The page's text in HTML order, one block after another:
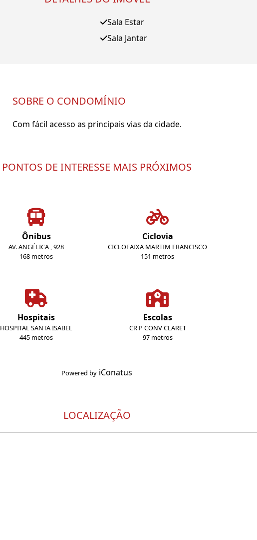
Sala Estar
Sala Jantar
SOBRE O CONDOMÍNIO
Com fácil acesso as principais vias da cidade.
PONTOS DE INTERESSE MAIS PRÓXIMOS
Ônibus
AV. ANGÉLICA , 928
168 metros
Ciclovia
CICLOFAIXA MARTIM FRANCISCO
151 metros
Hospitais
HOSPITAL SANTA ISABEL
445 metros
Escolas
CR P CONV CLARET
97 metros
Powered by iConatus
LOCALIZAÇÃO